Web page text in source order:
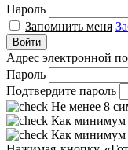
Пароль
Запомнить меня
Войти
Адрес электронной
Пароль
Подтвердите пароль
Не менее 8
Как минимум
Как минимум